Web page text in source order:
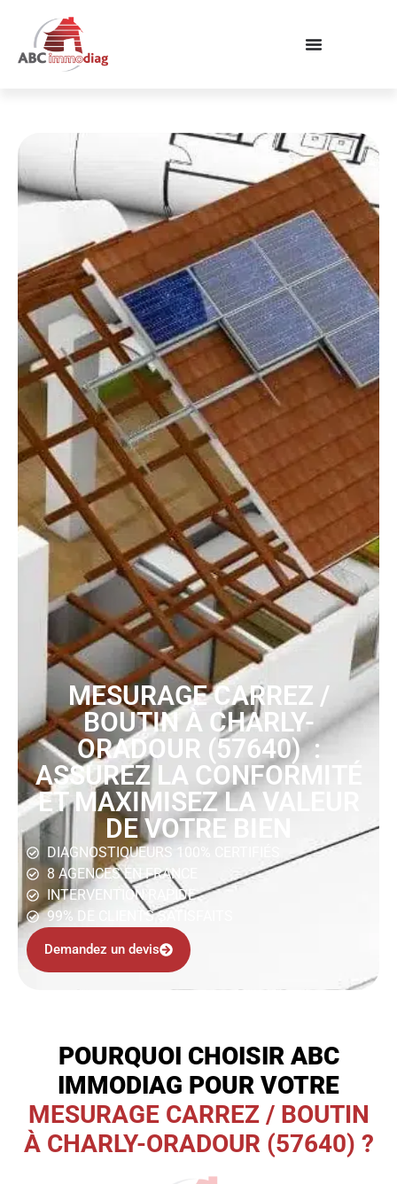
MESURAGE CARREZ /
BOUTIN À CHARLY-
ORADOUR (57640) :
ASSUREZ LA CONFORMITÉ
ET MAXIMISEZ LA VALEUR
DE VOTRE BIEN
DIAGNOSTIQUEURS 100% CERTIFIÉS
8 AGENCES EN FRANCE
INTERVENTION RAPIDE
99% DE CLIENTS SATISFAITS
Demandez un devis
POURQUOI CHOISIR ABC
IMMODIAG POUR VOTRE
MESURAGE CARREZ / BOUTIN
À CHARLY-ORADOUR (57640) ?